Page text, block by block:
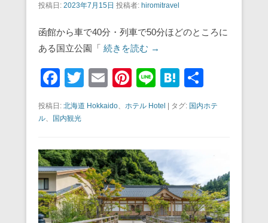
投稿日: 2023年7月15日 投稿者: hiromitravel
函館から車で40分・列車で50分ほどのところに
ある国立公園「 続きを読む →
F
a
c
b
o
o
k
T
tt
E
ail
Pi
er
st
Li
H
at
e
a
投稿日: 北海道 Hokkaido、 ホテル Hotel | タグ: 国内ホテ
ル、 国内観光